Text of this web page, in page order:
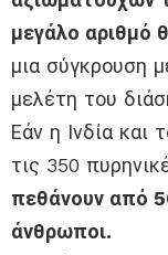
μεγάλο αριθμό
μια σύγκρουση
μελέτη του
Εάν η Ινδία και
τις 350
πεθάνουν από
άνθρωποι.